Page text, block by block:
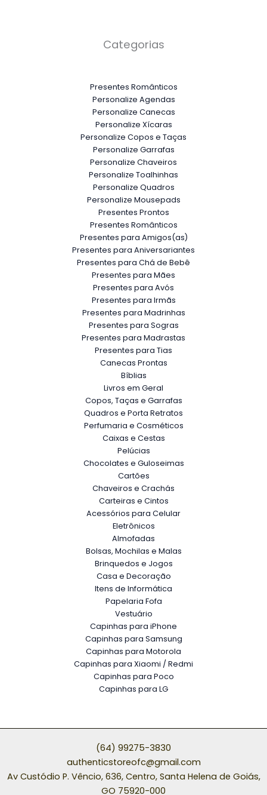
Categorias
Presentes Românticos
Personalize Agendas
Personalize Canecas
Personalize Xícaras
Personalize Copos e Taças
Personalize Garrafas
Personalize Chaveiros
Personalize Toalhinhas
Personalize Quadros
Personalize Mousepads
Presentes Prontos
Presentes Românticos
Presentes para Amigos(as)
Presentes para Aniversariantes
Presentes para Chá de Bebê
Presentes para Mães
Presentes para Avós
Presentes para Irmãs
Presentes para Madrinhas
Presentes para Sogras
Presentes para Madrastas
Presentes para Tias
Canecas Prontas
Bíblias
Livros em Geral
Copos, Taças e Garrafas
Quadros e Porta Retratos
Perfumaria e Cosméticos
Caixas e Cestas
Pelúcias
Chocolates e Guloseimas
Cartões
Chaveiros e Crachás
Carteiras e Cintos
Acessórios para Celular
Eletrônicos
Almofadas
Bolsas, Mochilas e Malas
Brinquedos e Jogos
Casa e Decoração
Itens de Informática
Papelaria Fofa
Vestuário
Capinhas para iPhone
Capinhas para Samsung
Capinhas para Motorola
Capinhas para Xiaomi / Redmi
Capinhas para Poco
Capinhas para LG
(64) 99275-3830
authenticstoreofc@gmail.com
Av Custódio P. Vêncio, 636, Centro, Santa Helena de Goiás,
GO 75920-000